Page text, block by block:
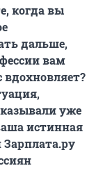
когда вы
дальше,
вам
уже
истинная